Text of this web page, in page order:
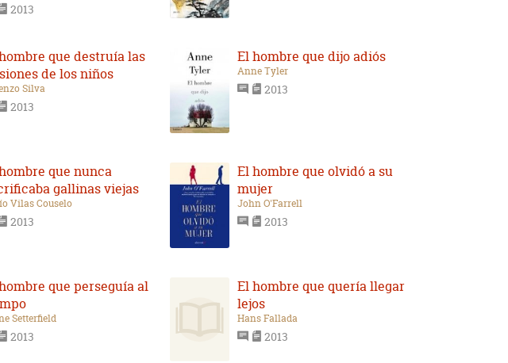
2013
que destruía las
de los niños
Silva
2013
El hombre que dijo adiós
Anne Tyler
2013
que nunca
gallinas viejas
Vilas Couselo
2013
El hombre que olvidó a su
mujer
John O'Farrell
2013
que perseguía al
Setterfield
2013
El hombre que quería llegar
lejos
Hans Fallada
2013